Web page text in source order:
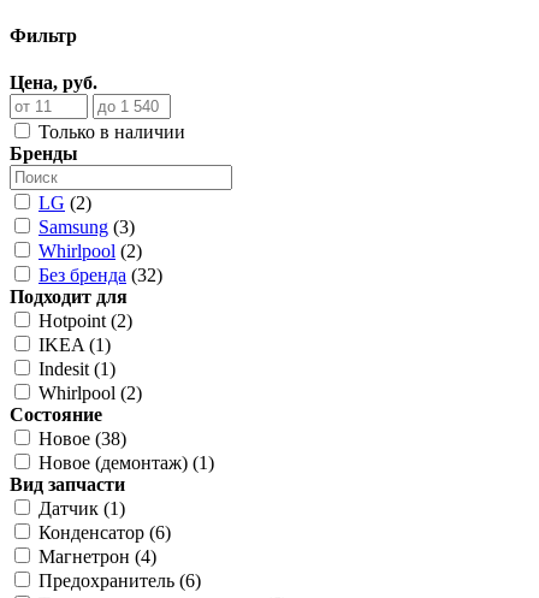
Фильтр
Цена, руб.
Только в наличии
Бренды
LG (2)
Samsung (3)
Whirlpool (2)
Без бренда (32)
Подходит для
Hotpoint (2)
IKEA (1)
Indesit (1)
Whirlpool (2)
Состояние
Новое (38)
Новое (демонтаж) (1)
Вид запчасти
Датчик (1)
Конденсатор (6)
Магнетрон (4)
Предохранитель (6)